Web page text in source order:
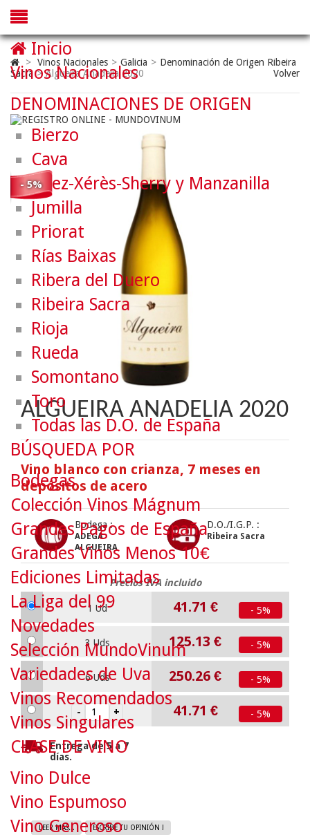
> Vinos Nacionales > Galicia > Denominación de Origen Ribeira
Sacra > Algueira Anadelia 2020 Volver
- 5%
ALGUEIRA ANADELIA 2020
Vino blanco con crianza, 7 meses en
depósitos de acero
Bodega :
ADEGA
ALGUEIRA
D.O./I.G.P. :
Ribeira Sacra
Precios IVA incluido
1 Ud 41.71 € - 5%
3 Uds 125.13 € - 5%
6 Uds 250.26 € - 5%
41.71 € - 5%
Entrega de 5 a 7
días.
LEER MAS... ESCRIBE TU OPINIÓN !
Inicio
Vinos Nacionales
DENOMINACIONES DE ORIGEN
Bierzo
Cava
Jerez-Xérès-Sherry y Manzanilla
Jumilla
Priorat
Rías Baixas
Ribera del Duero
Ribeira Sacra
Rioja
Rueda
Somontano
Toro
Todas las D.O. de España
BÚSQUEDA POR
Bodegas
Colección Vinos Mágnum
Grandes Pagos de España
Grandes Vinos Menos 10€
Ediciones Limitadas
La Liga del 99
Novedades
Selección MundoVinum
Variedades de Uva
Vinos Recomendados
Vinos Singulares
CLASE DE VINO
Vino Dulce
Vino Espumoso
Vino Generoso